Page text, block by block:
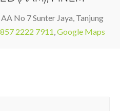
No 7 Sunter Jaya, Tanjung
2222 7911 Google Maps